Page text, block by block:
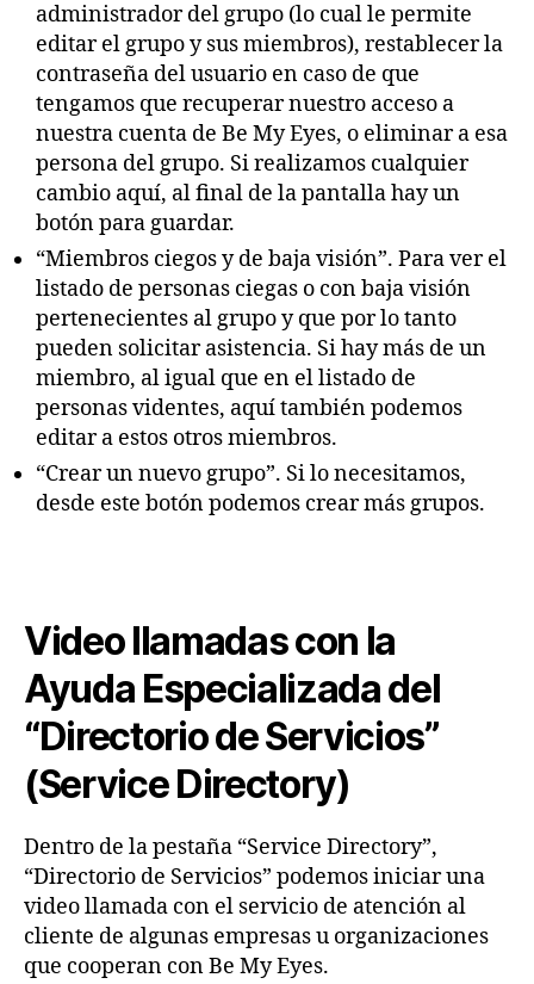
administrador del grupo (lo cual le permite
editar el grupo y sus miembros), restablecer la
contraseña del usuario en caso de que
tengamos que recuperar nuestro acceso a
nuestra cuenta de Be My Eyes, o eliminar a esa
persona del grupo. Si realizamos cualquier
cambio aquí, al final de la pantalla hay un
botón para guardar.
“Miembros ciegos y de baja visión”. Para ver el
listado de personas ciegas o con baja visión
pertenecientes al grupo y que por lo tanto
pueden solicitar asistencia. Si hay más de un
miembro, al igual que en el listado de
personas videntes, aquí también podemos
editar a estos otros miembros.
“Crear un nuevo grupo”. Si lo necesitamos,
desde este botón podemos crear más grupos.
Video llamadas con la
Ayuda Especializada del
“Directorio de Servicios”
(Service Directory)
Dentro de la pestaña “Service Directory”,
“Directorio de Servicios” podemos iniciar una
video llamada con el servicio de atención al
cliente de algunas empresas u organizaciones
que cooperan con Be My Eyes.